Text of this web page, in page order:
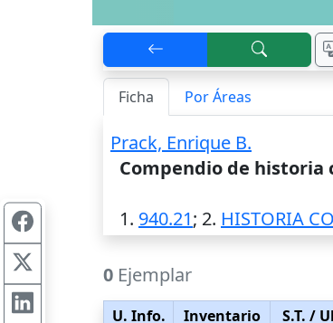
Ficha Por Áreas
Prack, Enrique B.
Compendio de historia
1. 940.21; 2. HISTORIA
0 Ejemplar
U. Info. Inventario S.T. /